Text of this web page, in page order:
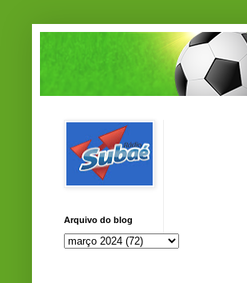
Arquivo do blog